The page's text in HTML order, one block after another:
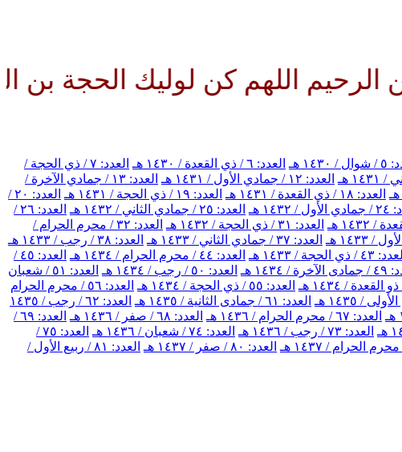
اللهم كن لوليك الحجة بن
١٤٣٠ هـ العدد: ٦ / ذي القعدة / ١٤٣٠ هـ
العدد: ٧ / ذي الحجة /
العدد: ١٢ / جمادي الأول / ١٤٣١ هـ
العدد: ١٣ / جمادي الآخرة /
العدد: ١٨ / ذي القعدة / ١٤٣١ هـ العدد: ١٩ / ذي الحجة / ١٤٣١ هـ
العدد: ٢٠ /
١٤٣٢ هـ العدد: ٢٥ / جمادي الثاني / ١٤٣٢ هـ
العدد: ٢٦ /
العدد: ٣١ / ذي الحجة / ١٤٣٢ هـ
العدد: ٣٢ / محرم الحرام /
العدد: ٣٧ / جمادي الثاني / ١٤٣٣ هـ
العدد: ٣٨ / رجب / ١٤٣٣ هـ
العدد: ٤٣ / ذي الحجة / ١٤٣٣ هـ العدد: ٤٤ / محرم الحرام / ١٤٣٤ هـ
العدد: ٤٥ /
/ ١٤٣٤ هـ العدد: ٥٠ / رجب / ١٤٣٤ هـ
العدد: ٥١ / شعبان
العدد: ٥٥ / ذي الحجة / ١٤٣٤ هـ
العدد: ٥٦ / محرم الحرام
العدد: ٦١ / جمادى الثانية / ١٤٣٥ هـ
العدد: ٦٢ / رجب / ١٤٣٥
العدد: ٦٧ / محرم الحرام / ١٤٣٦ هـ العدد: ٦٨ / صفر / ١٤٣٦ هـ
العدد: ٦٩ /
العدد: ٧٣ / رجب / ١٤٣٦ هـ العدد: ٧٤ / شعبان / ١٤٣٦ هـ
العدد: ٧٥ /
العدد: ٨٠ / صفر / ١٤٣٧ هـ
العدد: ٨١ / ربيع الأول /